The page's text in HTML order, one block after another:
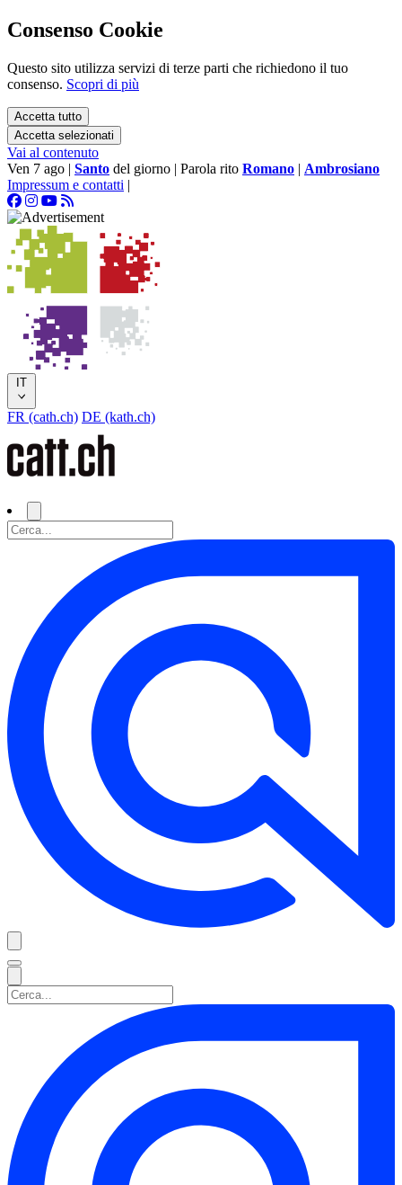
Consenso Cookie
Questo sito utilizza servizi di terze parti che richiedono il tuo
consenso. Scopri di più
Accetta tutto
Accetta selezionati
Vai al contenuto
Ven 7 ago | Santo del giorno | Parola rito Romano | Ambrosiano
Impressum e contatti |
IT
FR (cath.ch) DE (kath.ch)